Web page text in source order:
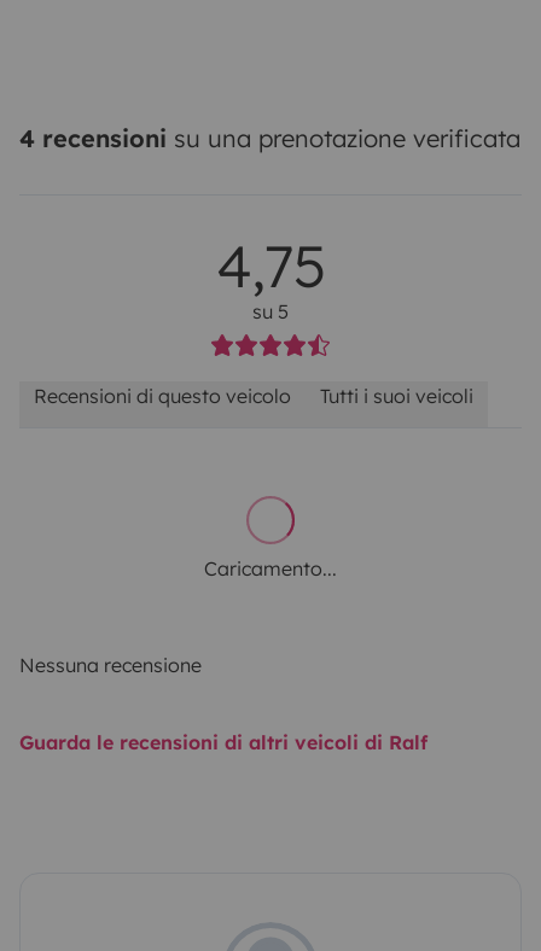
4 recensioni su una prenotazione verificata
4,75
su 5
Recensioni di questo veicolo Tutti i suoi veicoli
Caricamento...
Nessuna recensione
Guarda le recensioni di altri veicoli di Ralf